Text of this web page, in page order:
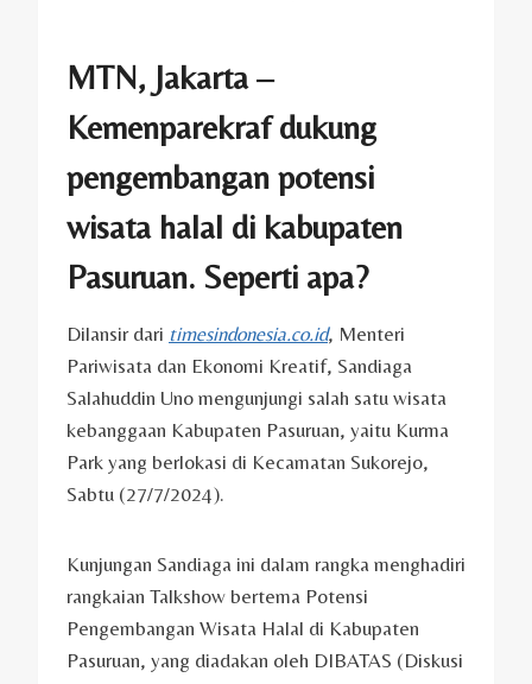
MTN, Jakarta –
Kemenparekraf dukung
pengembangan potensi
wisata halal di kabupaten
Pasuruan. Seperti apa?
Dilansir dari timesindonesia.co.id, Menteri
Pariwisata dan Ekonomi Kreatif, Sandiaga
Salahuddin Uno mengunjungi salah satu wisata
kebanggaan Kabupaten Pasuruan, yaitu Kurma
Park yang berlokasi di Kecamatan Sukorejo,
Sabtu (27/7/2024).
Kunjungan Sandiaga ini dalam rangka menghadiri
rangkaian Talkshow bertema Potensi
Pengembangan Wisata Halal di Kabupaten
Pasuruan, yang diadakan oleh DIBATAS (Diskusi